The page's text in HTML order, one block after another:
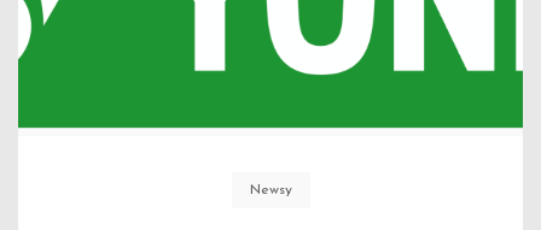
Newsy